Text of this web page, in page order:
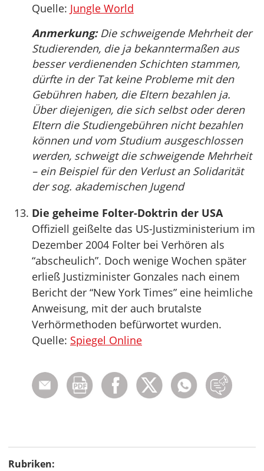
Quelle: Jungle World
Anmerkung:Die schweigende Mehrheit der
Studierenden, die ja bekanntermaßen aus
besser verdienenden Schichten stammen,
dürfte in der Tat keine Probleme mit den
Gebühren haben, die Eltern bezahlen ja.
Über diejenigen, die sich selbst oder deren
Eltern die Studiengebühren nicht bezahlen
können und vom Studium ausgeschlossen
werden, schweigt die schweigende Mehrheit
– ein Beispiel für den Verlust an Solidarität
der sog. akademischen Jugend
Die geheime Folter-Doktrin der USA
Offiziell geißelte das US-Justizministerium im
Dezember 2004 Folter bei Verhören als
“abscheulich”. Doch wenige Wochen später
erließ Justizminister Gonzales nach einem
Bericht der “New York Times” eine heimliche
Anweisung, mit der auch brutalste
Verhörmethoden befürwortet wurden.
Quelle: Spiegel Online
Rubriken: